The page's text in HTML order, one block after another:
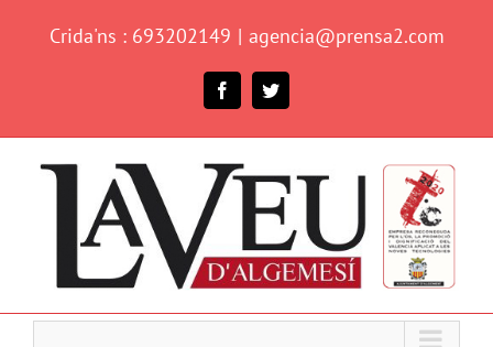
Crida'ns : 693202149 | agencia@prensa2.com
FacebookTwitter